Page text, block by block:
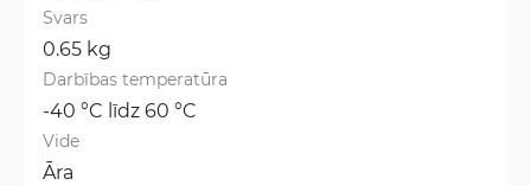
Svars
0.65 kg
Darbības temperatūra
-40 °C līdz 60 °C
Vide
Āra